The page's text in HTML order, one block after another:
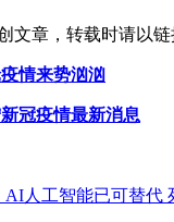
文章，转载时请以链
情来势汹汹
冠疫情最新消息